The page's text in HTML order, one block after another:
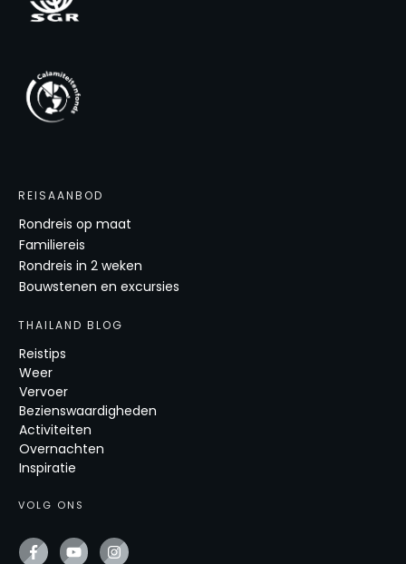
REISAANBOD
Rondreis op maat
Familiereis
Rondreis in 2 weken
Bouwstenen en excursies
THAILAND BLOG
Reistips
Weer
Vervoer
Bezienswaardigheden
Activiteiten
Overnachten
Inspiratie
VOLG ONS